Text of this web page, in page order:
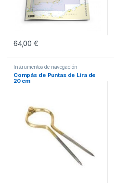
64,00€
Instrumentos de navegación
Compás de Puntas de Lira de
20 cm